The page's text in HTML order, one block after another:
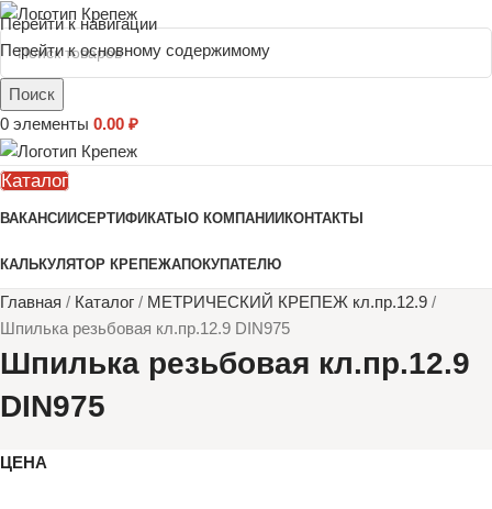
Перейти к навигации
Перейти к основному содержимому
Поиск
0 элементы 0.00 ₽
Каталог
ВАКАНСИИСЕРТИФИКАТЫ О КОМПАНИИ КОНТАКТЫ
КАЛЬКУЛЯТОР КРЕПЕЖАПОКУПАТЕЛЮ
Главная / Каталог / МЕТРИЧЕСКИЙ КРЕПЕЖ кл.пр.12.9 /
Шпилька резьбовая кл.пр.12.9 DIN975
Шпилька резьбовая кл.пр.12.9
DIN975
ЦЕНА